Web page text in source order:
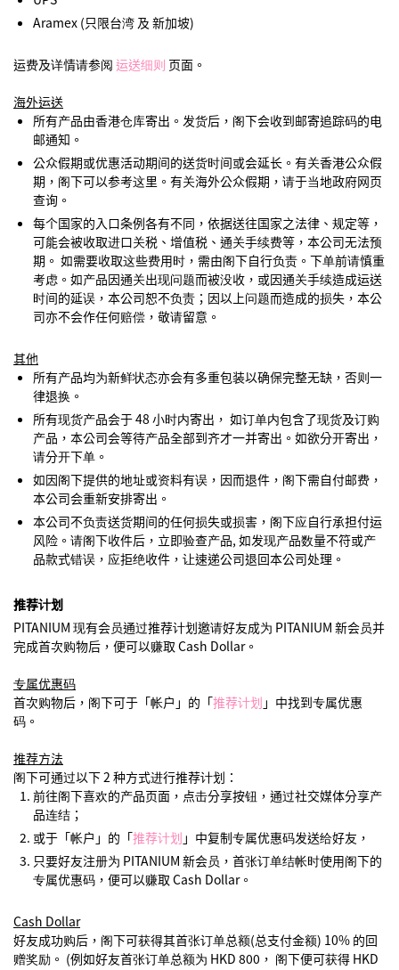
Aramex (只限台湾 及 新加坡)
运费及详情请参阅 运送细则 页面。
海外运送
所有产品由香港仓库寄出。发货后，阁下会收到邮寄追踪码的电
邮通知。
公众假期或优惠活动期间的送货时间或会延长。有关香港公众假
期，阁下可以参考这里。有关海外公众假期，请于当地政府网页
查询。
每个国家的入口条例各有不同，依据送往国家之法律、规定等，
可能会被收取进口关税、增值税、通关手续费等，本公司无法预
期。 如需要收取这些费用时，需由阁下自行负责。下单前请慎重
考虑。如产品因通关出现问题而被没收，或因通关手续造成运送
时间的延误，本公司恕不负责；因以上问题而造成的损失，本公
司亦不会作任何赔偿，敬请留意。
其他
所有产品均为新鲜状态亦会有多重包装以确保完整无缺，否则一
律退换。
所有现货产品会于 48 小时内寄出， 如订单内包含了现货及订购
产品，本公司会等待产品全部到齐才一并寄出。如欲分开寄出，
请分开下单。
如因阁下提供的地址或资料有误，因而退件，阁下需自付邮费，
本公司会重新安排寄出。
本公司不负责送货期间的任何损失或损害，阁下应自行承担付运
风险。请阁下收件后，立即验查产品, 如发现产品数量不符或产
品款式错误，应拒绝收件，让速递公司退回本公司处理。
推荐计划
PITANIUM 现有会员通过推荐计划邀请好友成为 PITANIUM 新会员并
完成首次购物后，便可以赚取 Cash Dollar。
专属优惠码
首次购物后，阁下可于「帐户」的「推荐计划 」中找到专属优惠
码。
推荐方法
阁下可通过以下 2 种方式进行推荐计划：
前往阁下喜欢的产品页面，点击分享按钮，通过社交媒体分享产
品连结；
或于「帐户」的「推荐计划 」中复制专属优惠码发送给好友，
只要好友注册为 PITANIUM 新会员，首张订单结帐时使用阁下的
专属优惠码，便可以赚取 Cash Dollar。
Cash Dollar
好友成功购后，阁下可获得其首张订单总额(总支付金额) 10% 的回
赠奖励。 (例如好友首张订单总额为 HKD 800， 阁下便可获得 HKD